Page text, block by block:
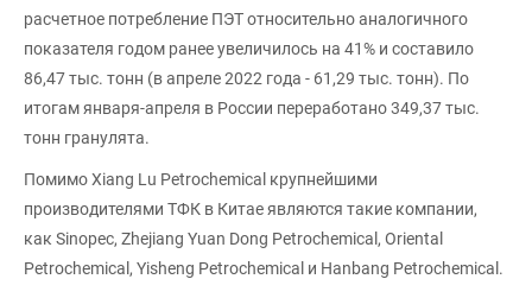
расчетное потребление ПЭТ относительно аналогичного
показателя годом ранее увеличилось на 41% и составило
86,47 тыс. тонн (в апреле 2022 года - 61,29 тыс. тонн). По
итогам января-апреля в России переработано 349,37 тыс.
тонн гранулята.
Помимо Xiang Lu Petrochemical крупнейшими
производителями ТФК в Китае являются такие компании,
как Sinopec, Zhejiang Yuan Dong Petrochemical, Oriental
Petrochemical, Yisheng Petrochemical и Hanbang Petrochemical.